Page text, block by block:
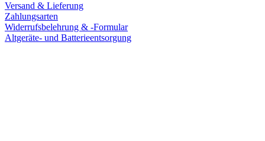
Versand & Lieferung
Zahlungsarten
Widerrufsbelehrung & -Formular
Altgeräte- und Batterieentsorgung